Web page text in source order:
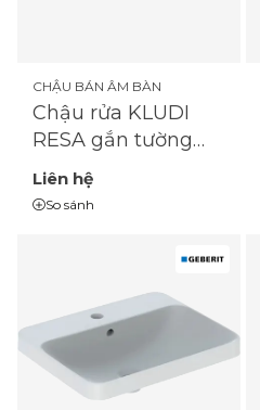
CHẬU BÁN ÂM BÀN
Chậu rửa KLUDI
RESA gắn tường
59WW8143
Liên hệ
So sánh